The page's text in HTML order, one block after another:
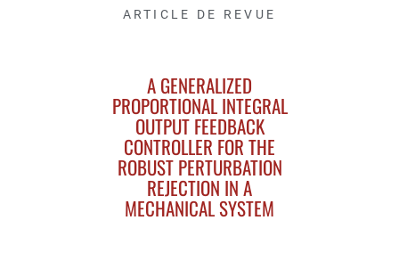
ARTICLE DE REVUE
A GENERALIZED
PROPORTIONAL INTEGRAL
OUTPUT FEEDBACK
CONTROLLER FOR THE
ROBUST PERTURBATION
REJECTION IN A
MECHANICAL SYSTEM